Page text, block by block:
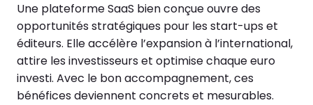
Une plateforme SaaS bien conçue ouvre des
opportunités stratégiques pour les start-ups et
éditeurs. Elle accélère l’expansion à l’international,
attire les investisseurs et optimise chaque euro
investi. Avec le bon accompagnement, ces
bénéfices deviennent concrets et mesurables.